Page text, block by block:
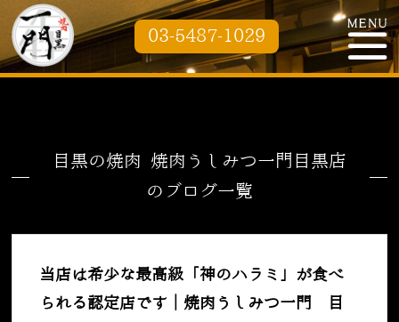
03-5487-1029
目黒の焼肉 焼肉うしみつ一門目黒店
のブログ一覧
当店は希少な最高級「神のハラミ」が食べ
られる認定店です｜焼肉うしみつ一門 目